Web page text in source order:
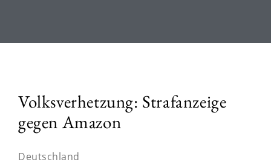
Volksverhetzung: Strafanzeige
gegen Amazon
Deutschland